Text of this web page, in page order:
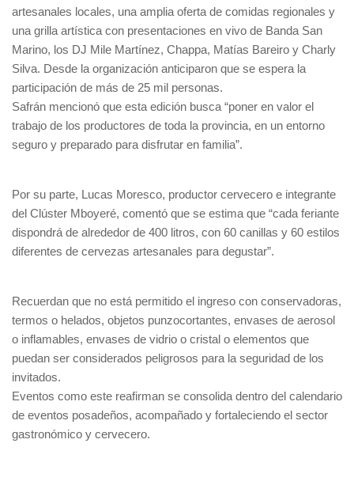
artesanales locales, una amplia oferta de comidas regionales y
una grilla artística con presentaciones en vivo de Banda San
Marino, los DJ Mile Martínez, Chappa, Matías Bareiro y Charly
Silva. Desde la organización anticiparon que se espera la
participación de más de 25 mil personas.
Safrán mencionó que esta edición busca “poner en valor el
trabajo de los productores de toda la provincia, en un entorno
seguro y preparado para disfrutar en familia”.
Por su parte, Lucas Moresco, productor cervecero e integrante
del Clúster Mboyeré, comentó que se estima que “cada feriante
dispondrá de alrededor de 400 litros, con 60 canillas y 60 estilos
diferentes de cervezas artesanales para degustar”.
Recuerdan que no está permitido el ingreso con conservadoras,
termos o helados, objetos punzocortantes, envases de aerosol
o inflamables, envases de vidrio o cristal o elementos que
puedan ser considerados peligrosos para la seguridad de los
invitados.
Eventos como este reafirman se consolida dentro del calendario
de eventos posadeños, acompañado y fortaleciendo el sector
gastronómico y cervecero.